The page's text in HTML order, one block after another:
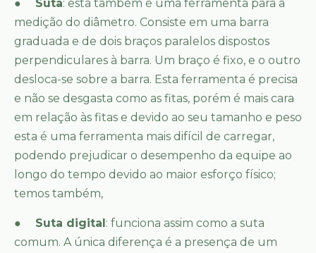
● Suta: esta também é uma ferramenta para a
medição do diâmetro. Consiste em uma barra
graduada e de dois braços paralelos dispostos
perpendiculares à barra. Um braço é fixo, e o outro
desloca-se sobre a barra. Esta ferramenta é precisa
e não se desgasta como as fitas, porém é mais cara
em relação às fitas e devido ao seu tamanho e peso
esta é uma ferramenta mais difícil de carregar,
podendo prejudicar o desempenho da equipe ao
longo do tempo devido ao maior esforço físico;
temos também,
● Suta digital: funciona assim como a suta
comum. A única diferença é a presença de um